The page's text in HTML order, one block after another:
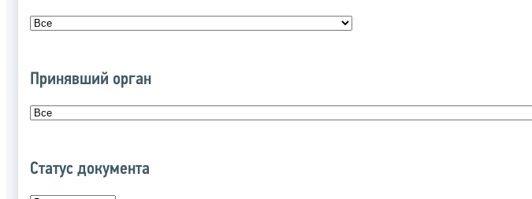
Принявший орган
Статус документа